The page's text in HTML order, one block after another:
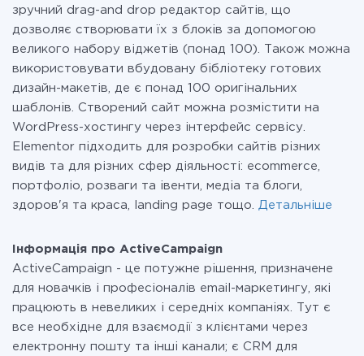
зручний drag-and drop редактор сайтів, що
дозволяє створювати їх з блоків за допомогою
великого набору віджетів (понад 100). Також можна
використовувати вбудовану бібліотеку готових
дизайн-макетів, де є понад 100 оригінальних
шаблонів. Створений сайт можна розмістити на
WordPress-хостингу через інтерфейс сервісу.
Elementor підходить для розробки сайтів різних
видів та для різних сфер діяльності: ecommerce,
портфоліо, розваги та івенти, медіа та блоги,
здоров'я та краса, landing page тощо. Детальніше
Інформація про ActiveCampaign
ActiveCampaign - це потужне рішення, призначене
для новачків і професіоналів email-маркетингу, які
працюють в невеликих і середніх компаніях. Тут є
все необхідне для взаємодії з клієнтами через
електронну пошту та інші канали; є CRM для